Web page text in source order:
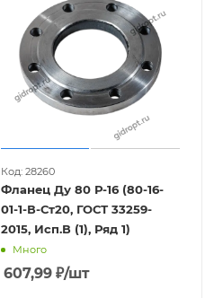
Код: 28260
Фланец Ду 80 Р-16 (80-16-
01-1-В-Ст20, ГОСТ 33259-
2015, Исп.В (1), Ряд 1)
Много
607,99₽/шт